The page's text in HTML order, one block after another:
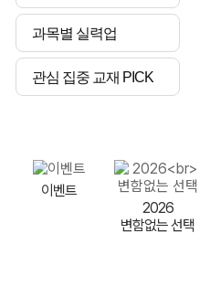
과목별 실력업
관심 집중 교재 PICK
이벤트
2026
변함없는 선택